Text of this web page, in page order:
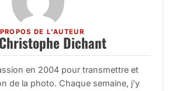
DE L'AUTEUR
Dichant
en 2004 pour transmettre et
de la photo. Chaque semaine, j’y